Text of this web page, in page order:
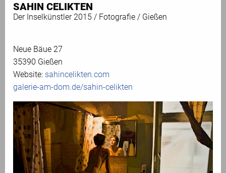
SAHIN CELIKTEN
Der Inselkünstler 2015 / Fotografie / Gießen
Neue Bäue 27
35390 Gießen
Website: sahincelikten.com
galerie-am-dom.de/sahin-celikten